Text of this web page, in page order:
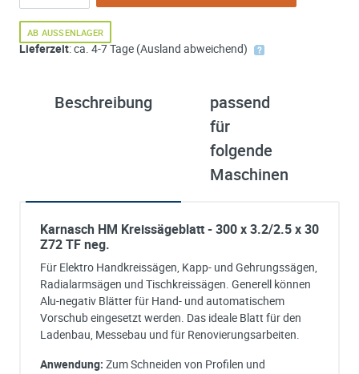
AB AUSSENLAGER
Lieferzeit: ca. 4-7 Tage (Ausland abweichend)
Beschreibung
passend
für
folgende
Maschinen
Karnasch HM Kreissägeblatt - 300 x 3.2/2.5 x 30
Z72 TF neg.
Für Elektro Handkreissägen, Kapp- und Gehrungssägen,
Radialarmsägen und Tischkreissägen. Generell können
Alu-negativ Blätter für Hand- und automatischem
Vorschub eingesetzt werden. Das ideale Blatt für den
Ladenbau, Messebau und für Renovierungsarbeiten.
Anwendung: Zum Schneiden von Profilen und